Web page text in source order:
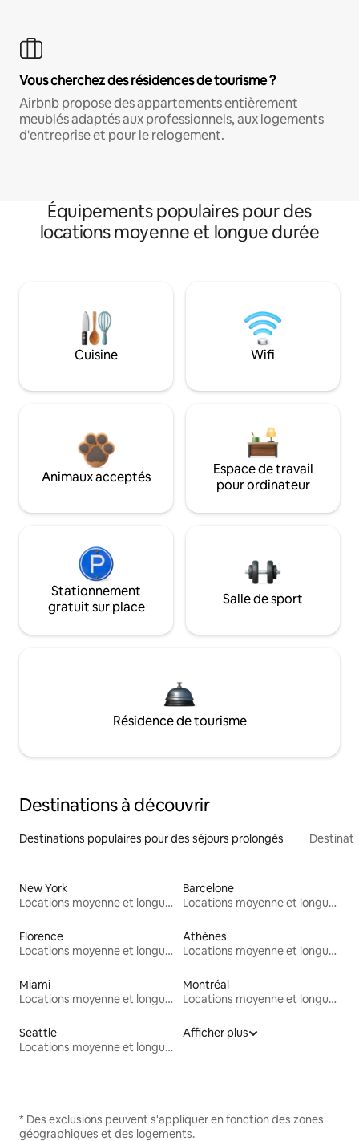
Vous cherchez des résidences de tourisme ?
Airbnb propose des appartements entièrement
meublés adaptés aux professionnels, aux logements
d'entreprise et pour le relogement.
Équipements populaires pour des
locations moyenne et longue durée
Cuisine Wifi
Animaux acceptés
Espace de travail
pour ordinateur
Stationnement
gratuit sur place
Salle de sport
Résidence de tourisme
Destinations à découvrir
Destinations populaires pour des séjours prolongés
New York
Locations moyenne et longue durée
Barcelone
Locations moyenne et longue durée
Florence
Locations moyenne et longue durée
Athènes
Locations moyenne et longue durée
Miami
Locations moyenne et longue durée
Montréal
Locations moyenne et longue durée
Seattle
Locations moyenne et longue durée
Afficher plus
* Des exclusions peuvent s'appliquer en fonction des zones
géographiques et des logements.